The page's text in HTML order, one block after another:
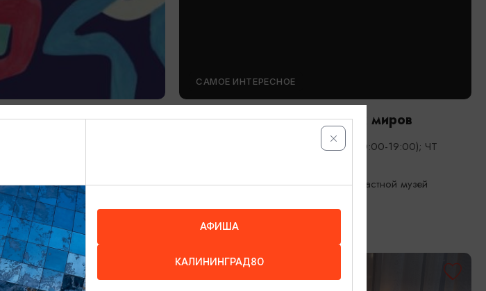
времени
областной музей
САМОЕ ИНТЕРЕСНОЕ
Город Гофмана. Тайны двух миров
01.01.2026 - 31.12.2026, ПН-ВС (10:00-19:00); ЧТ
Калининград, Калининградский областной музей
АФИША
КАЛИНИНГРАД80